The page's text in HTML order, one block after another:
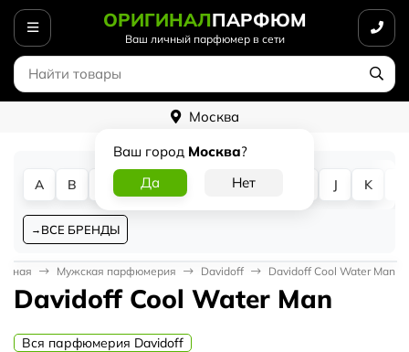
ОРИГИНАЛПАРФЮМ
Ваш личный парфюмер в сети
Москва
Ваш город Москва?
A B D G J K
ВСЕ БРЕНДЫ
Мужская парфюмерия Davidoff Davidoff Cool Water Man
Davidoff Cool Water Man
Вся парфюмерия Davidoff